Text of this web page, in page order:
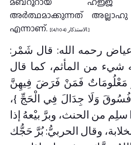
അർത്ഥമാക്കുന്നത് അല്ലാഹു
എന്നാണ്.
[الاستذكار (4/104).]
رحمه الله: قال شَمْر:
شيء من المأثم، كما قال
مَعْلُومَاتٌ فَمَنْ فَرَضَ فِيهِنَّ
وَلَا جِدَالَ فِي الْحَجِّ }،
سلِم من الحنث، وبرَّ بيْعهُ إذا
وقال الحربيُّ: بُرَّ حَجُّك